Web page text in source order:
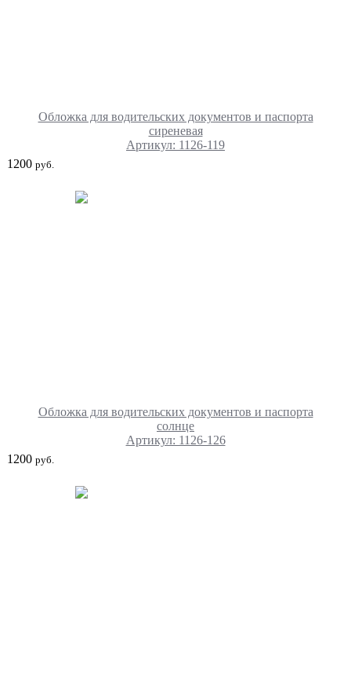
Обложка для водительских документов и паспорта
сиреневая
Артикул: 1126-119
1200 руб.
Обложка для водительских документов и паспорта
солнце
Артикул: 1126-126
1200 руб.